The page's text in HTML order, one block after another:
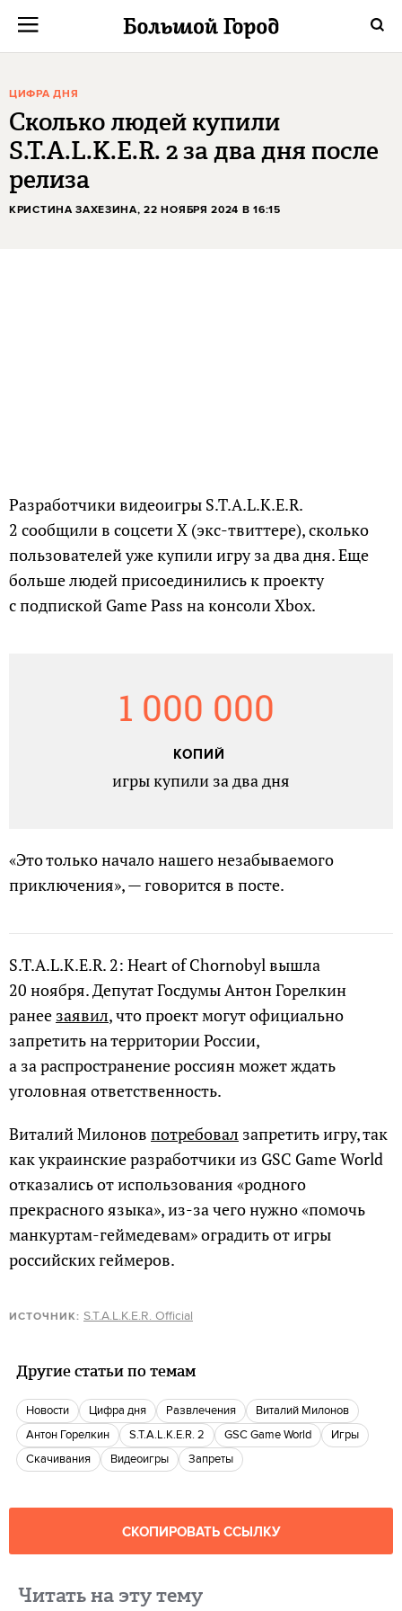
ЦИФРА ДНЯ
Сколько людей купили
S.T.A.L.K.E.R. 2 за два дня после
релиза
КРИСТИНА ЗАХЕЗИНА, 22 НОЯБРЯ 2024 В 16:15
Разработчики видеоигры S.T.A.L.K.E.R.
2 сообщили в соцсети X (экс-твиттере), сколько
пользователей уже купили игру за два дня. Еще
больше людей присоединились к проекту
с подпиской Game Pass на консоли Xbox.
1 000 000
КОПИЙ
игры купили за два дня
«Это только начало нашего незабываемого
приключения», — говорится в посте.
S.T.A.L.K.E.R. 2: Heart of Chornobyl вышла
20 ноября. Депутат Госдумы Антон Горелкин
ранее заявил, что проект могут официально
запретить на территории России,
а за распространение россиян может ждать
уголовная ответственность.
Виталий Милонов потребовал запретить игру, так
как украинские разработчики из GSC Game World
отказались от использования «родного
прекрасного языка», из-за чего нужно «помочь
манкуртам-геймедевам» оградить от игры
российских геймеров.
ИСТОЧНИК: S.T.A.L.K.E.R. Official
Другие статьи по темам
новости Цифра дня Развлечения
Виталий Милонов
Антон Горелкин
S.T.A.L.K.E.R. 2 GSC Game World
игры
скачивания
видеоигры запреты
СКОПИРОВАТЬ ССЫЛКУ
Читать на эту тему